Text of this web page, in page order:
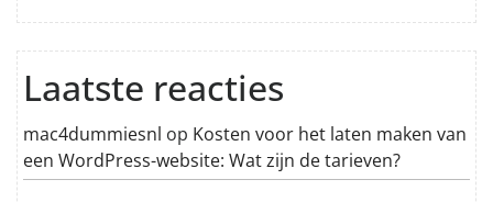
Laatste reacties
mac4dummiesnl op Kosten voor het laten maken van
een WordPress-website: Wat zijn de tarieven?